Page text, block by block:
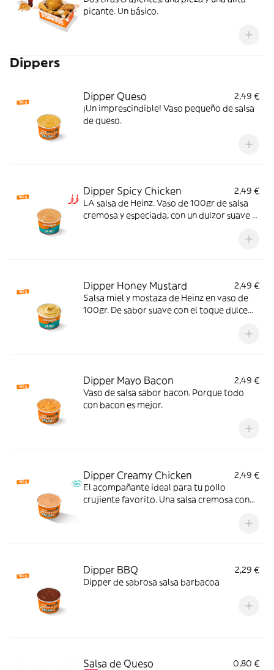
picante. Un básico.
Dippers
Dipper Queso
2,49 €
¡Un imprescindible! Vaso pequeño de salsa
de queso.
Dipper Spicy Chicken
2,49 €
LA salsa de Heinz. Vaso de 100gr de salsa
cremosa y especiada, con un dulzor suave y
sabor y la hace irresistible. El match ideal
Dipper Honey Mustard
2,49 €
Salsa miel y mostaza de Heinz en vaso de
100gr. De sabor suave con el toque dulce
Dipper Mayo Bacon
2,49 €
Vaso de salsa sabor bacon. Porque todo
con bacon es mejor.
Dipper Creamy Chicken
2,49 €
El acompañante ideal para tu pollo
crujiente favorito. Una salsa cremosa con
Dipper BBQ
2,29 €
Dipper de sabrosa salsa barbacoa
Salsa de Queso 0,80 €